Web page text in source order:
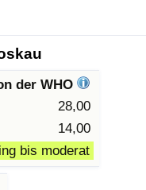
der WHO
28,00
14,00
bis moderat
Land